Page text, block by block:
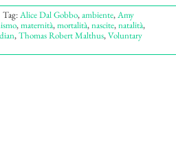
Tag:Alice Dal Gobbo,ambiente,Amy
,maternità,mortalità,nascite,natalità,
,Thomas Robert Malthus,Voluntary